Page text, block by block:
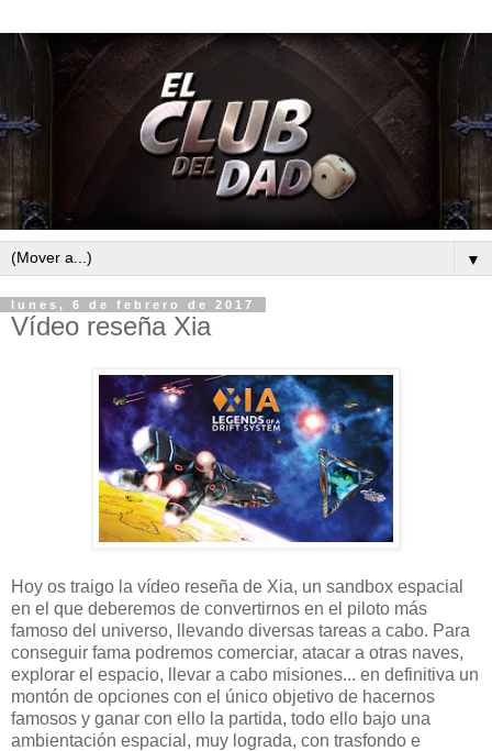
▼
lunes, 6 de febrero de 2017
Vídeo reseña Xia
Hoy os traigo la vídeo reseña de Xia, un sandbox espacial
en el que deberemos de convertirnos en el piloto más
famoso del universo, llevando diversas tareas a cabo. Para
conseguir fama podremos comerciar, atacar a otras naves,
explorar el espacio, llevar a cabo misiones... en definitiva un
montón de opciones con el único objetivo de hacernos
famosos y ganar con ello la partida, todo ello bajo una
ambientación espacial, muy lograda, con trasfondo e